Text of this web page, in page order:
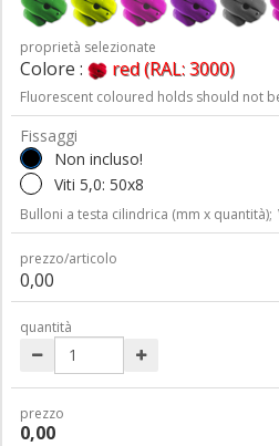
proprietà selezionate
Colore : red (RAL: 3000)
Fluorescent coloured holds should not
Fissaggi
Non incluso!
Viti 5,0: 50x8
Bulloni a testa cilindrica (mm x quantità);
prezzo/articolo
0,00
quantità
prezzo
0,00